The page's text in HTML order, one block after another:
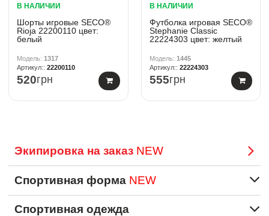
В НАЛИЧИИ
Шорты игровые SECO®
Rioja 22200110 цвет:
белый
1317
22200110
520грн
В НАЛИЧИИ
Футболка игровая SECO®
Stephanie Classic
22224303 цвет: желтый
1445
22224303
555грн
Экипировка на заказ NEW
Спортивная форма NEW
Спортивная одежда